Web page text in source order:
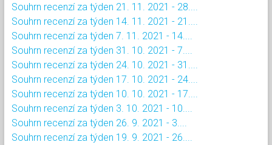
Souhrn recenzí za týden 21. 11. 2021 - 28....
Souhrn recenzí za týden 14. 11. 2021 - 21....
Souhrn recenzí za týden 7. 11. 2021 - 14....
Souhrn recenzí za týden 31. 10. 2021 - 7....
Souhrn recenzí za týden 24. 10. 2021 - 31....
Souhrn recenzí za týden 17. 10. 2021 - 24....
Souhrn recenzí za týden 10. 10. 2021 - 17....
Souhrn recenzí za týden 3. 10. 2021 - 10....
Souhrn recenzí za týden 26. 9. 2021 - 3....
Souhrn recenzí za týden 19. 9. 2021 - 26....